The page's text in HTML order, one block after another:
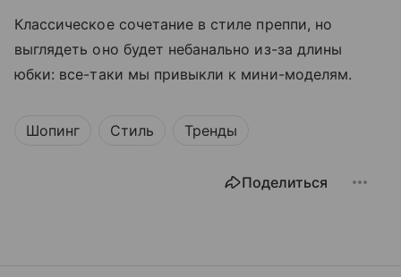
Классическое сочетание в стиле преппи, но
выглядеть оно будет небанально из-за длины
юбки: все-таки мы привыкли к мини-моделям.
Шопинг Стиль Тренды
Поделиться